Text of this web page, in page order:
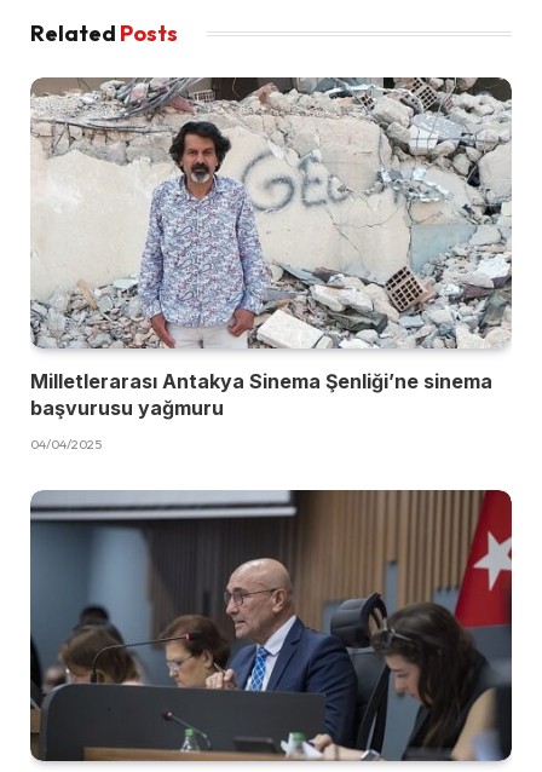
Related Posts
Milletlerarası Antakya Sinema Şenliği’ne sinema
başvurusu yağmuru
04/04/2025